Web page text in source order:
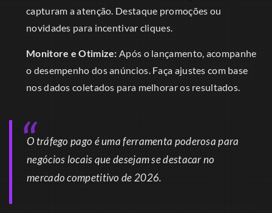
capturam a atenção. Destaque promoções ou
novidades para incentivar cliques.
Monitore e Otimize: Após o lançamento, acompanhe
o desempenho dos anúncios. Faça ajustes com base
nos dados coletados para melhorar os resultados.
O tráfego pago é uma ferramenta poderosa para
negócios locais que desejam se destacar no
mercado competitivo de 2026.